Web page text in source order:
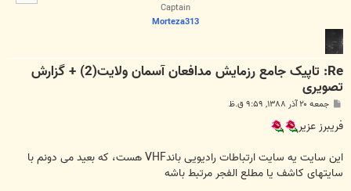
Captain
Morteza313
Re: تاپیک جامع رزمایش مدافعان آسمان ولايت(2) + گزارش
تصویری
ت
جمعه ۲۰ آذر ۱۳۸۸, ۹:۵۹ ق.ظ
فریبرز عزیر
این سایت یه سایت ارتباطات رادیویی باندVHF هست، که بعید می دونم با
سایتهای کاشف یا مطلع الفجر مرتبط باشه